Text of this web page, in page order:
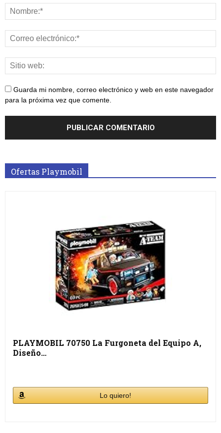
Guarda mi nombre, correo electrónico y web en este navegador
para la próxima vez que comente.
Ofertas Playmobil
PLAYMOBIL 70750 La Furgoneta del Equipo A,
Diseño…
Lo quiero!